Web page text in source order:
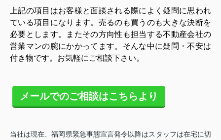
上記の項目はお客様と面談される際によく疑問に思われ
ている項目になります。売るのも買うのも大きな決断を
必要とします。またその方向性も担当する不動産会社の
営業マンの腕にかかってます。そんな中に疑問・不安は
付き物です。お気軽にご相談下さい。
メールでのご相談はこちらより
当社は現在、福岡県緊急事態宣言発令以降はスタッフは在宅に切